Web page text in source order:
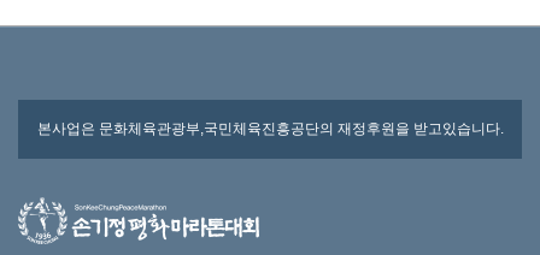
본사업은 문화체육관광부,국민체육진흥공단의 재정후원을 받고있습니다.